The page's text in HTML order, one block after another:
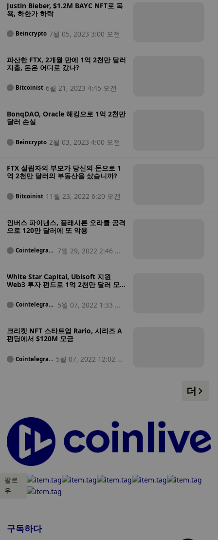
Justin Bieber, $1.2M BAYC NFT로 목
욕, 하한가 하락
Beincrypto 7월 05, 2023 3:00 오전
파산한 FTX, 2개월 만에 1억 2천만 달러
지출, 돈은 어디로 갔나?
Bitcoinist 6월 21, 2023 4:45 오전
BonqDAO, Oracle 해킹으로 1억 2천만
달러 손실
Beincrypto 2월 03, 2023 4:00 오전
FTX 설립자의 부모가 당신의 돈으로 1
억 2천만 달러의 부동산을 샀습니까?
Bitcoinist 11월 23, 2022 6:20 오전
인버스 파이낸스, 플래시론 오라클 공격
으로 120만 달러에 또 악용
Cointelegrap
7월 29, 2022 2:46 오
White Star Capital, Ubisoft 지원
Web3 투자 펀드로 1억 2천만 달러 모
Cointelegrap
5월 07, 2022 1:33 오
크리켓 NFT 스타트업 Rario, 시리즈 A
펀딩에서 $120M 모금
Cointelegrap 5월 07, 2022 12:02 오
더
팔로
우
구독하다